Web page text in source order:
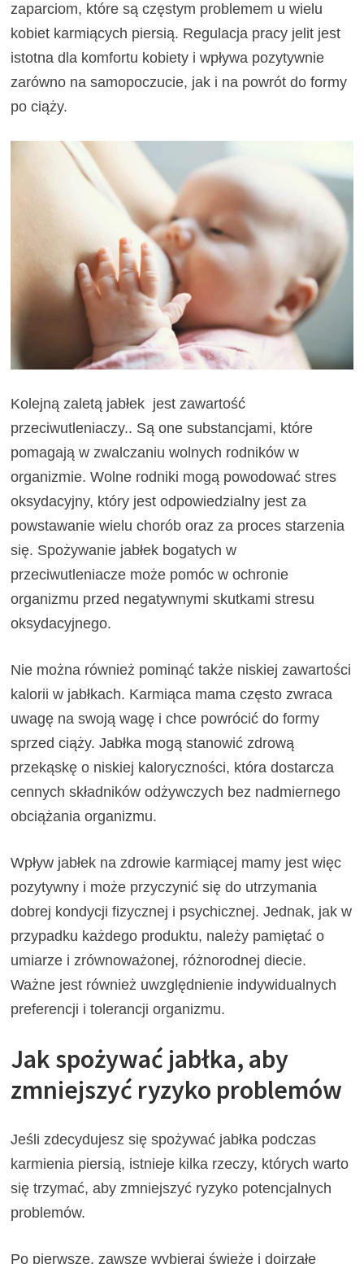
zaparciom, które są częstym problemem u wielu
kobiet karmiących piersią. Regulacja pracy jelit jest
istotna dla komfortu kobiety i wpływa pozytywnie
zarówno na samopoczucie, jak i na powrót do formy
po ciąży.
Kolejną zaletą jabłek jest zawartość
przeciwutleniaczy.. Są one substancjami, które
pomagają w zwalczaniu wolnych rodników w
organizmie. Wolne rodniki mogą powodować stres
oksydacyjny, który jest odpowiedzialny jest za
powstawanie wielu chorób oraz za proces starzenia
się. Spożywanie jabłek bogatych w
przeciwutleniacze może pomóc w ochronie
organizmu przed negatywnymi skutkami stresu
oksydacyjnego.
Nie można również pominąć także niskiej zawartości
kalorii w jabłkach. Karmiąca mama często zwraca
uwagę na swoją wagę i chce powrócić do formy
sprzed ciąży. Jabłka mogą stanowić zdrową
przekąskę o niskiej kaloryczności, która dostarcza
cennych składników odżywczych bez nadmiernego
obciążania organizmu.
Wpływ jabłek na zdrowie karmiącej mamy jest więc
pozytywny i może przyczynić się do utrzymania
dobrej kondycji fizycznej i psychicznej. Jednak, jak w
przypadku każdego produktu, należy pamiętać o
umiarze i zrównoważonej, różnorodnej diecie.
Ważne jest również uwzględnienie indywidualnych
preferencji i tolerancji organizmu.
Jak spożywać jabłka, aby
zmniejszyć ryzyko problemów
Jeśli zdecydujesz się spożywać jabłka podczas
karmienia piersią, istnieje kilka rzeczy, których warto
się trzymać, aby zmniejszyć ryzyko potencjalnych
problemów.
Po pierwsze, zawsze wybieraj świeże i dojrzałe